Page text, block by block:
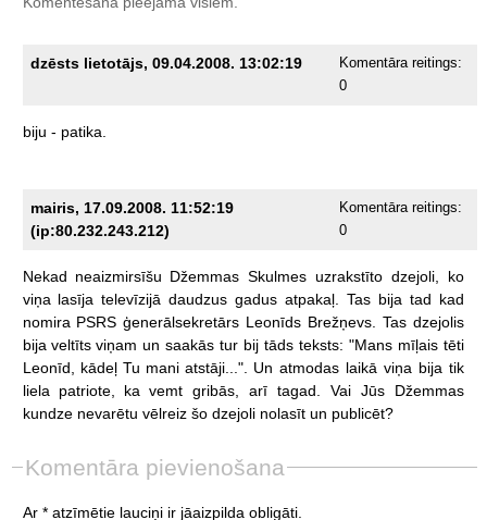
dzēsts lietotājs, 09.04.2008. 13:02:19
Komentāra reitings:
0
biju - patika.
mairis, 17.09.2008. 11:52:19
(ip:80.232.243.212)
Komentāra reitings:
0
Nekad neaizmirsīšu Džemmas Skulmes uzrakstīto dzejoli,
ko
viņa lasīja televīzijā daudzus gadus atpakaļ. Tas bija tad kad
nomira PSRS ģenerālsekretārs Leonīds Brežņevs. Tas dzejolis
bija veltīts viņam un saakās tur bij tāds teksts: "Mans mīļais tēti
Leonīd,
kādeļ Tu mani atstāji...". Un atmodas laikā viņa bija tik
liela
patriote, ka vemt gribās, arī tagad. Vai Jūs
Džemmas
kundze nevarētu vēlreiz šo dzejoli nolasīt un publicēt?
Komentāra pievienošana
Ar * atzīmētie lauciņi ir jāaizpilda obligāti.